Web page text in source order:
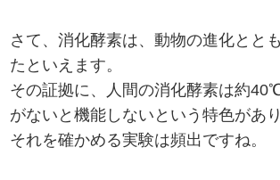
さて、消化酵素は、動物の進化とと
たといえます。
その証拠に、人間の消化酵素は約
がないと機能しないという特色があり
それを確かめる実験は頻出ですね。